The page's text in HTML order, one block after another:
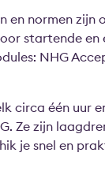
en normen
startende
NHG
circa één uur
Ze zijn
je snel en